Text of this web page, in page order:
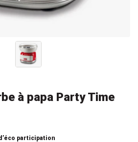
à papa Party Time
participation